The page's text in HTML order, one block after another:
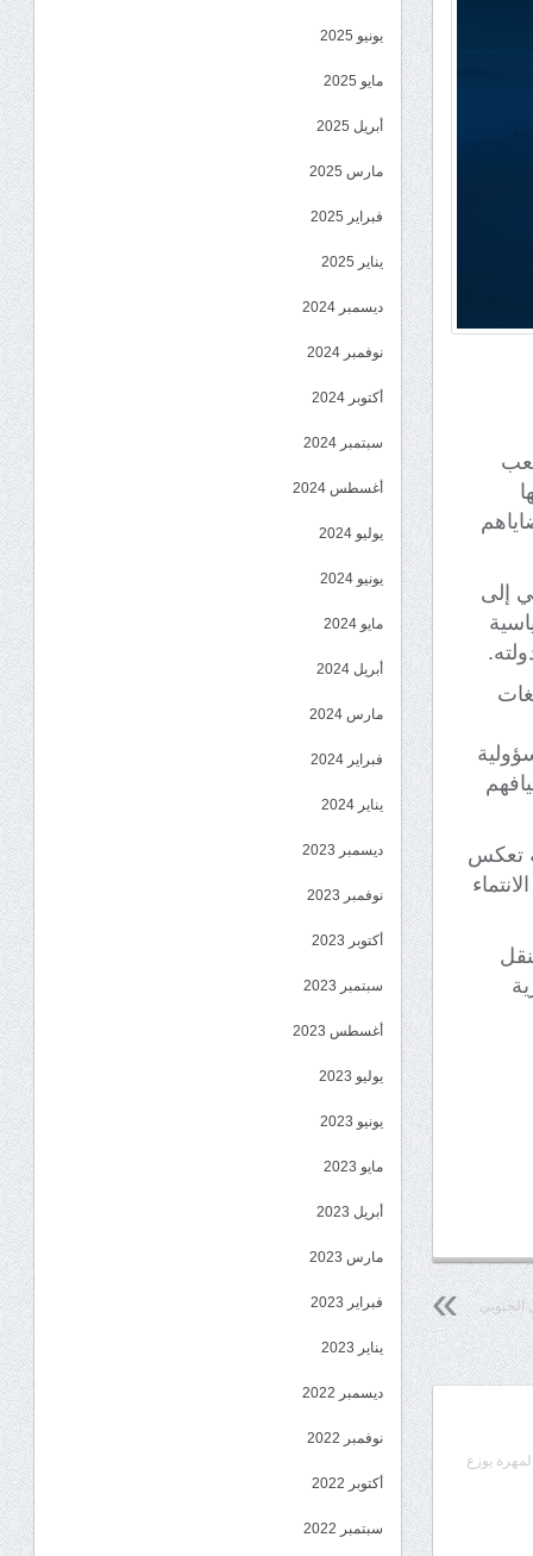
إلى
تعكس
الجنوبي
يوزع
يونيو 2025
مايو 2025
أبريل 2025
مارس 2025
فبراير 2025
يناير 2025
ديسمبر 2024
نوفمبر 2024
أكتوبر 2024
سبتمبر 2024
أغسطس 2024
يوليو 2024
يونيو 2024
مايو 2024
أبريل 2024
مارس 2024
فبراير 2024
يناير 2024
ديسمبر 2023
نوفمبر 2023
أكتوبر 2023
سبتمبر 2023
أغسطس 2023
يوليو 2023
يونيو 2023
مايو 2023
أبريل 2023
مارس 2023
فبراير 2023
يناير 2023
ديسمبر 2022
نوفمبر 2022
أكتوبر 2022
سبتمبر 2022